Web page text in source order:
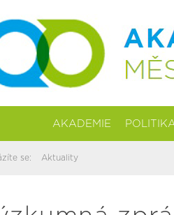
AKADEMIE
se: Aktuality